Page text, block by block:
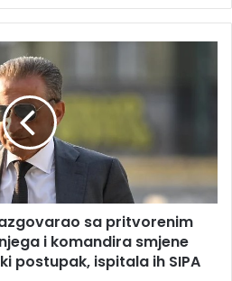
sa pritvorenim
i komandira smjene
postupak, ispitala ih SIPA